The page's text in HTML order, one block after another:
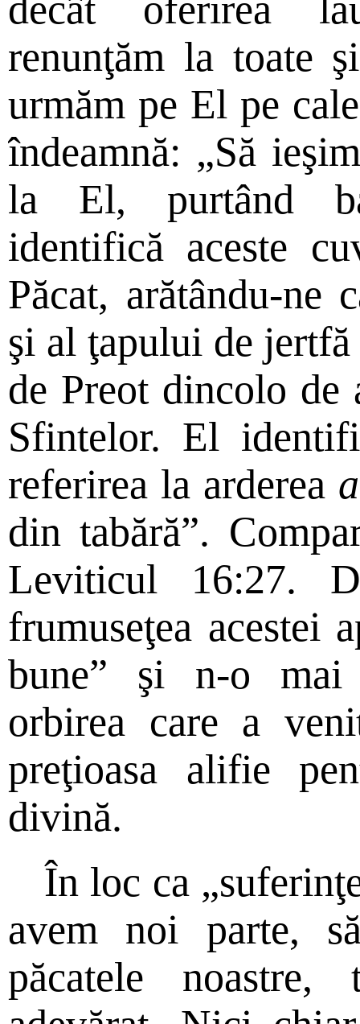
decât oferirea
renunţăm la toate
urmăm pe El pe
îndeamnă: „Să
la El, purtând
identifică aceste
Păcat, arătându-ne
şi al ţapului de
de Preot dincolo
Sfintelor. El
referirea la arderea
din tabără”.
Leviticul 16:27.
frumuseţea acestei
bune” şi n-o mai
orbirea care a
preţioasa alifie
divină.
În loc ca
avem noi parte,
păcatele noastre,